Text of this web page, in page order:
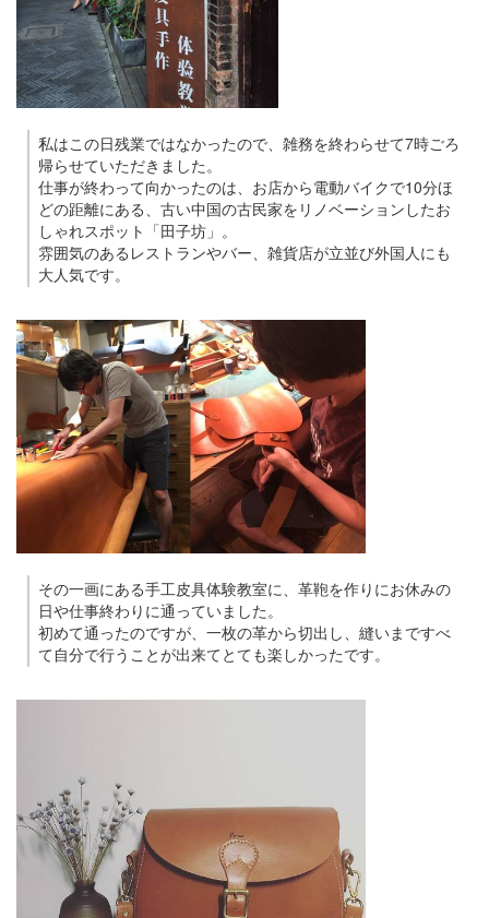
私はこの日残業ではなかったので、雑務を終わらせて7時ごろ
帰らせていただきました。
仕事が終わって向かったのは、お店から電動バイクで10分ほ
どの距離にある、古い中国の古民家をリノベーションしたお
しゃれスポット「田子坊」。
雰囲気のあるレストランやバー、雑貨店が立並び外国人にも
大人気です。
その一画にある手工皮具体験教室に、革鞄を作りにお休みの
日や仕事終わりに通っていました。
初めて通ったのですが、一枚の革から切出し、縫いまですべ
て自分で行うことが出来てとても楽しかったです。